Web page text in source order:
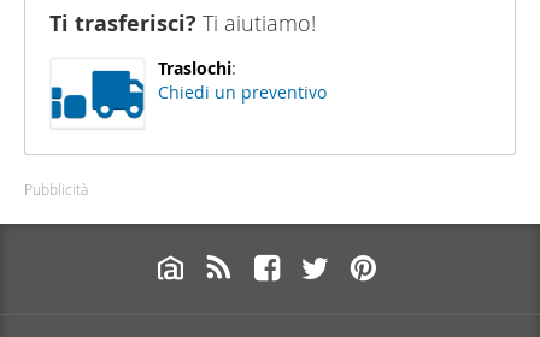
Ti trasferisci? Ti aiutiamo!
Traslochi:
Chiedi un preventivo
Pubblicità